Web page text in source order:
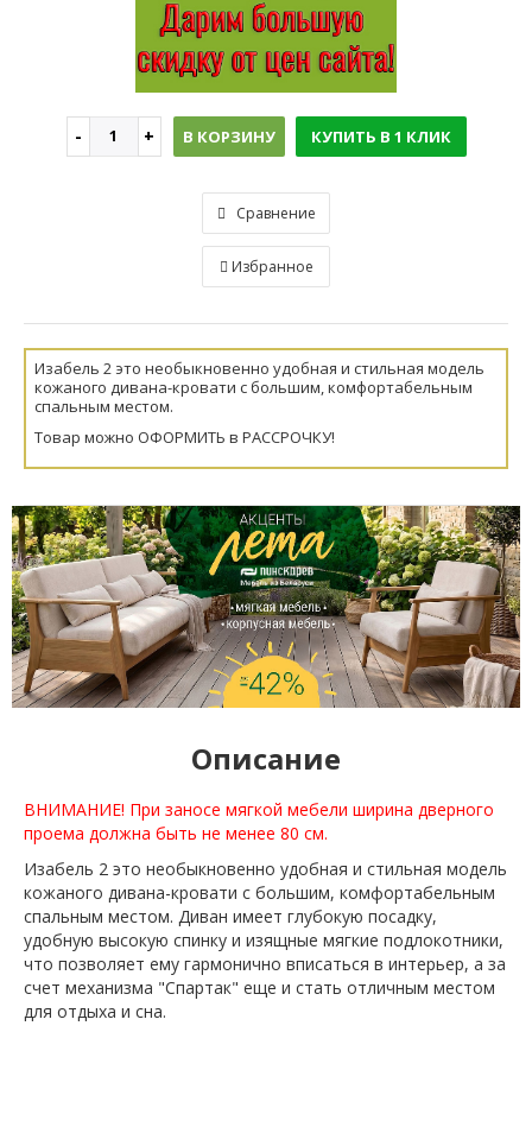
В КОРЗИНУ КУПИТЬ В 1 КЛИК
Сравнение
Избранное
Изабель 2 это необыкновенно удобная и стильная модель
кожаного дивана-кровати с большим, комфортабельным
спальным местом.
Товар можно ОФОРМИТЬ в РАССРОЧКУ!
Описание
ВНИМАНИЕ! При заносе мягкой мебели ширина дверного
проема должна быть не менее 80 см.
Изабель 2 это необыкновенно удобная и стильная модель
кожаного дивана-кровати с большим, комфортабельным
спальным местом. Диван имеет глубокую посадку,
удобную высокую спинку и изящные мягкие подлокотники,
что позволяет ему гармонично вписаться в интерьер, а за
счет механизма "Спартак" еще и стать отличным местом
для отдыха и сна.